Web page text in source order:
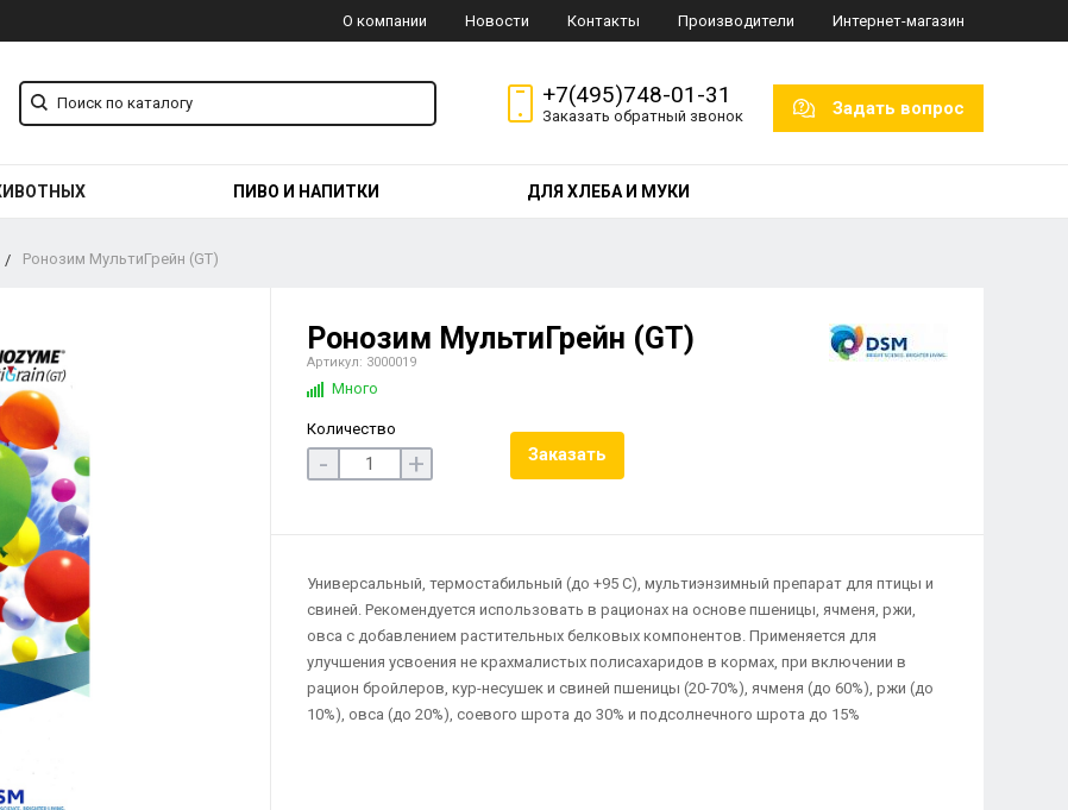
О компании Новости Контакты Производители Интернет-магазин
+7(495)748-01-31
Заказать обратный звонок Задать вопрос
ПИВО И НАПИТКИ ДЛЯ ХЛЕБА И МУКИ
Ронозим МультиГрейн (GT)
Ронозим МультиГрейн (GT)
Артикул: 3000019
Много
Количество
- + Заказать
Универсальный, термостабильный (до +95 С), мультиэнзимный препарат для птицы и
свиней. Рекомендуется использовать в рационах на основе пшеницы, ячменя, ржи,
овса с добавлением растительных белковых компонентов. Применяется для
улучшения усвоения не крахмалистых полисахаридов в кормах, при включении в
рацион бройлеров, кур-несушек и свиней пшеницы (20-70%), ячменя (до 60%), ржи (до
10%), овса (до 20%), соевого шрота до 30% и подсолнечного шрота до 15%